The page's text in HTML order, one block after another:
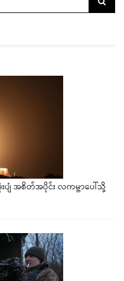
းပျံ အစိတ်အပိုင်း လကမ္ဘာပေါ်သို့